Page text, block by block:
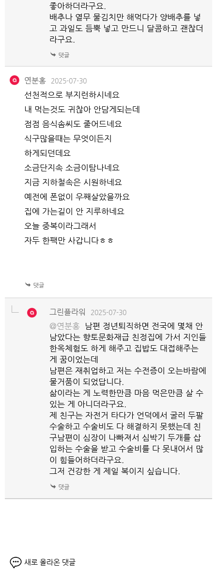
좋아하더라구요.
배추나 열무 물김치만 해먹다가 양배추를 넣
고 과일도 듬뿍 넣고 만드니 달콤하고 괜찮더
라구요.
연분홍 2025-07-30
선천적으로 부지런하시네요
내 먹는것도 귀찮아 안담게되는데
점점 음식솜씨도 줄어드네요
식구많을때는 무엇이든지
하게되던데요
소금단지속 소금이탐나네요
지금 지하철속은 시원하네요
예전에 폰없이 우째살았을까요
집에 가는길이 안 지루하네요
오늘 중복이라그래서
자두 한팩만 사갑니다ㅎㅎ
그린플라워 2025-07-30
@연분홍
남편 정년퇴직하면 전국에 몇채 안
남았다는 향토문화재급 친정집에 가서 지인들
한옥체험도 하게 해주고 집밥도 대접해주는
게 꿈이었는데
남편은 재취업하고 저는 수전증이 오는바람에
물거품이 되었답니다.
삶이라는 게 노력한만큼 마음 먹은만큼 살 수
있는 게 아니더라구요.
제 친구는 자전거 타다가 언덕에서 굴러 두팔
수술하고 수술비도 다 해결하지 못했는데 친
구남편이 심장이 나빠져서 심박기 두개를 삽
입하는 수술을 받고 수술비를 다 못내어서 많
이 힘들어하더라구요.
그저 건강한 게 제일 복이지 싶습니다.
새로 올라온 댓글